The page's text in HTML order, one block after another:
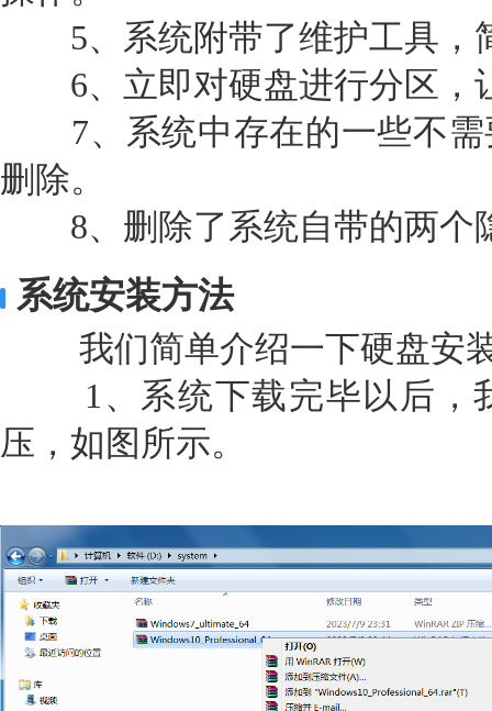
5、系统附带了维护工具，
6、立即对硬盘进行分区，
7、系统中存在的一些不需
删除。
8、删除了系统自带的两个
系统安装方法
我们简单介绍一下硬盘安
1、系统下载完毕以后，
压，如图所示。